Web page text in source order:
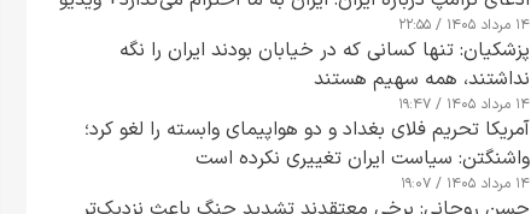
۱۴ مرداد ۱۴۰۵ / ۲۲:۵۵
پزشکیان: تنها کسانی که در خیابان بودند ایران را نگه
نداشتند، همه سهیم هستند
۱۴ مرداد ۱۴۰۵ / ۱۹:۴۷
آمریکا تحریم فلای بغداد و دو هواپیمای وابسته را لغو کرد؛
واشنگتن: سیاست ایران تغییری نکرده است
۱۴ مرداد ۱۴۰۵ / ۱۹:۰۷